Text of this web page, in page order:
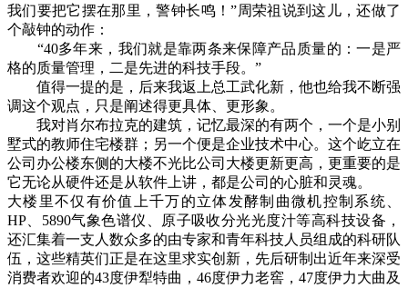
我们要把它摆在那里，警钟长鸣！”周荣祖说到这儿，还做了
个敲钟的动作：
“40多年来，我们就是靠两条来保障产品质量的：一是严
格的质量管理，二是先进的科技手段。”
值得一提的是，后来我返上总工武化新，他也给我不断强
调这个观点，只是阐述得更具体、更形象。
我对肖尔布拉克的建筑，记忆最深的有两个，一个是小别
墅式的教师住宅楼群；另一个便是企业技术中心。这个屹立在
公司办公楼东侧的大楼不光比公司大楼更新更高，更重要的是
它无论从硬件还是从软件上讲，都是公司的心脏和灵魂。
大楼里不仅有价值上千万的立体发酵制曲微机控制系统、
HP、5890气象色谱仪、原子吸收分光光度汁等高科技设备，
还汇集着一支人数众多的由专家和青年科技人员组成的科研队
伍，这些精英们正是在这里求实创新，先后研制出近年来深受
消费者欢迎的43度伊犁特曲，46度伊力老窖，47度伊力大曲及